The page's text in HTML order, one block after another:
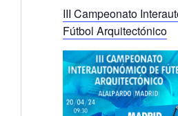
III Campeonato
Fútbol Arquitectónico